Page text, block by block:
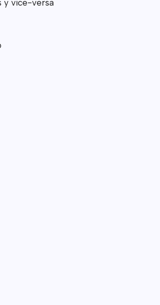
y vice-versa